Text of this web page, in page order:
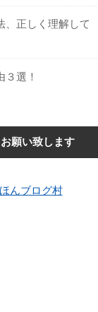
、正しく理解して
３選！
願い致します
んブログ村